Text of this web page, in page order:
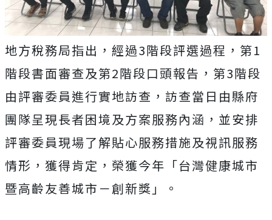
地方稅務局指出，經過3階段評選過程，第1
階段書面審查及第2階段口頭報告，第3階段
由評審委員進行實地訪查，訪查當日由縣府
團隊呈現長者困境及方案服務內涵，並安排
評審委員現場了解貼心服務措施及視訊服務
情形，獲得肯定，榮獲今年「台灣健康城市
暨高齡友善城市－創新獎」。